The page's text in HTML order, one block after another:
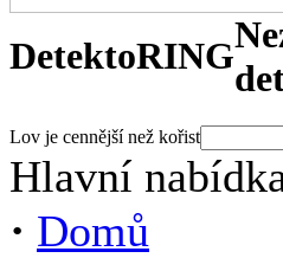
DetektoRING
Lov je cennější než kořist
Hlavní
· Domů